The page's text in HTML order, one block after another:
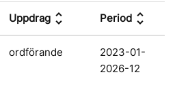
Uppdrag unfold_more Period unfold_more
ordförande
2023-01-
2026-12